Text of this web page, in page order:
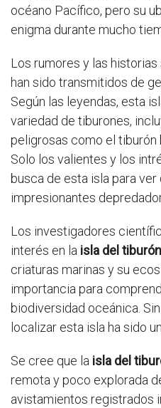
océano Pacífico, pero su
enigma durante mucho
Los rumores y las historias
han sido transmitidos de
Según las leyendas, esta
variedad de tiburones,
peligrosas como el tiburón
Solo los valientes y los
busca de esta isla para
impresionantes
Los investigadores
interés en la isla del tiburón
criaturas marinas y su
importancia para
biodiversidad oceánica.
localizar esta isla ha sido
Se cree que la isla del
remota y poco explorada
avistamientos registrados